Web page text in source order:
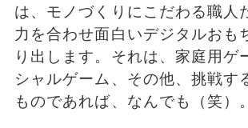
は、モノづくりにこだわる職人
力を合わせ面白いデジタルおも
り出します。それは、家庭用ゲ
シャルゲーム、その他、挑戦す
ものであれば、なんでも（笑）。